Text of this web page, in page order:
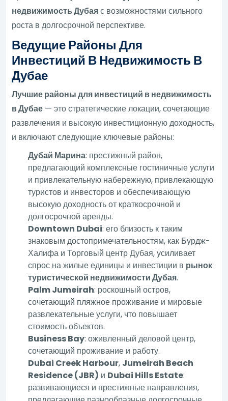
недвижимость Дубаяс возможностями сильного
роста в долгосрочной перспективе.
Ведущие Районы Для
Инвестиций В Недвижимость В
Дубае
Лучшие районы для инвестиций в недвижимость
в Дубае — это стратегические локации, сочетающие
развлечения и высокую инвестиционную доходность,
и включают следующие ключевые районы:
Дубай Марина: престижный район,
предлагающий комплексные гостиничные услуги
и привлекательную набережную, привлекающую
туристов и инвесторов и обеспечивающую
высокую доходность от краткосрочной и
долгосрочной аренды.
Downtown Dubai: его близость к таким
знаковым достопримечательностям, как Бурдж-
Халифа и Торговый центр Дубая, усиливает
спрос на жилые единицы и инвестиции в рынок
туристической недвижимости Дубая.
Palm Jumeirah: роскошный остров,
сочетающий пляжное проживание и мировые
развлекательные услуги, что повышает
стоимость объектов.
Business Bay: оживленный деловой центр,
сочетающий проживание и работу.
Dubai Creek Harbour, Jumeirah Beach
Residence (JBR) и Dubai Hills Estate:
развивающиеся и престижные направления,